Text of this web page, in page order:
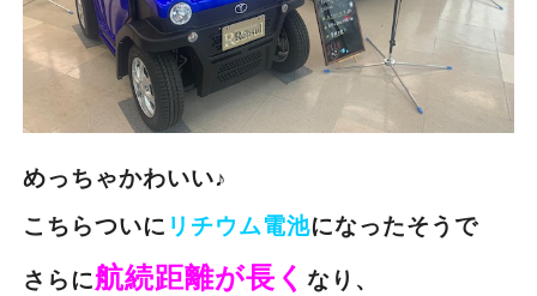
めっちゃかわいい♪
こちらついに リチウム電池になったそうで
さらに航続距離が長く なり、